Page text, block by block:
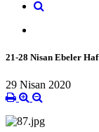
21-28 Nisan Ebeler
29 Nisan 2020